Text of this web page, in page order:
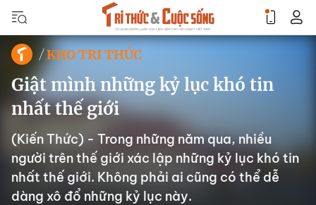
KHO TRI THỨC
Giật mình những kỷ lục khó tin
nhất thế giới
(Kiến Thức) - Trong những năm qua, nhiều
người trên thế giới xác lập những kỷ lục khó tin
nhất thế giới. Không phải ai cũng có thể dễ
dàng xô đổ những kỷ lục này.